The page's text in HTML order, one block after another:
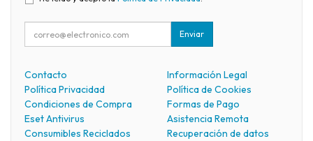
Enviar
Contacto
Información Legal
Política Privacidad
Política de Cookies
Condiciones de Compra
Formas de Pago
Eset Antivirus
Asistencia Remota
Consumibles Reciclados
Recuperación de datos